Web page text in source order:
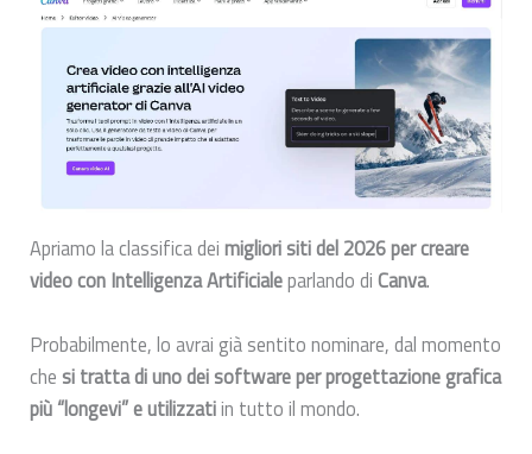
Apriamo la classifica deimigliori siti del 2026 per creare
video con Intelligenza Artificialeparlando diCanva.
Probabilmente, lo avrai già sentito nominare, dal momento
che si tratta di uno dei software per progettazione grafica
più “longevi” e utilizzatiin tutto il mondo.